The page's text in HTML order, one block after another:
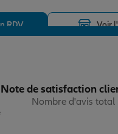
RDV Voir
DE GAULLE
Note de satisfaction
Nombre d'avis total